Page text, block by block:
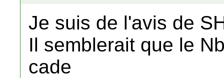
Je suis de l'avis de
Il semblerait que le
cade